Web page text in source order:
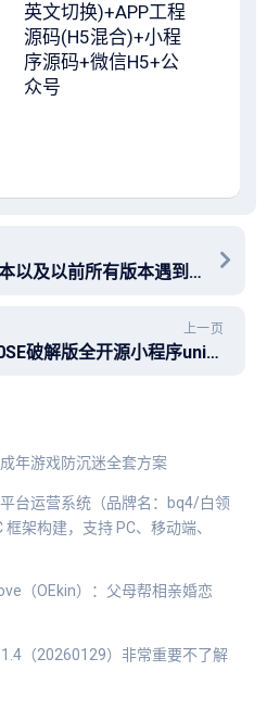
英文切换)+APP工程
源码(H5混合)+小程
序源码+微信H5+公
众号
讨论金媒系统v10.5x版本以及以前所有版本遇到的视频无法上传和承诺书异常问题
上一页
骑士74CMS_v3.34.0SE破解版全开源小程序uniapp及admin编译流程一篇文章说清楚
年游戏防沉迷全套方案
台运营系统（品牌名：bq4/白领
架构建，支持 PC、移动端、
（OEkin）：父母帮相亲婚恋
（20260129）非常重要不了解